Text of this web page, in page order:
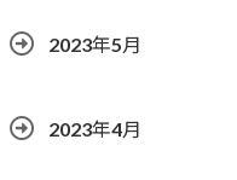
2023年5月
2023年4月